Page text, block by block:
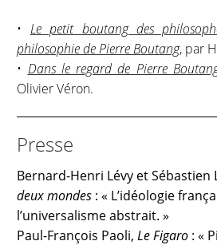
• Le petit boutang des
philosophie de Pierre Boutang, par
• Dans le regard de Pierre
Olivier Véron.
Presse
Bernard-Henri Lévy et Sébastien
deux mondes : « L’idéologie
l’universalisme abstrait. »
Paul-François Paoli,Le Figaro : «